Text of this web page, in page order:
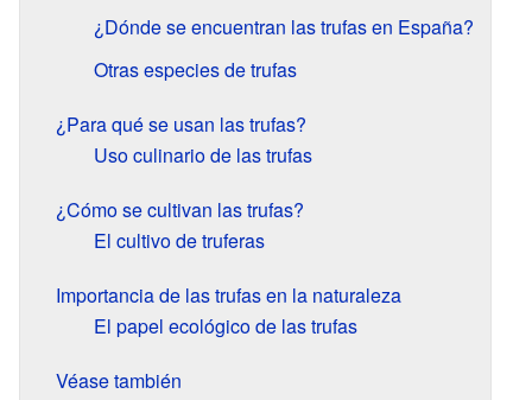
¿Dónde se encuentran las trufas en España?
Otras especies de trufas
¿Para qué se usan las trufas?
Uso culinario de las trufas
¿Cómo se cultivan las trufas?
El cultivo de truferas
Importancia de las trufas en la naturaleza
El papel ecológico de las trufas
Véase también